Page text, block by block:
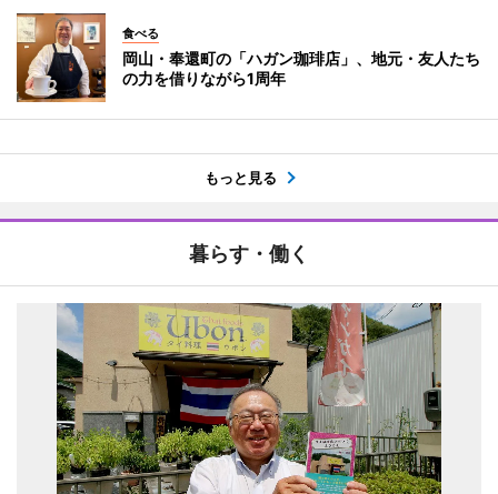
食べる
岡山・奉還町の「ハガン珈琲店」、地元・友人たち
の力を借りながら1周年
もっと見る
暮らす・働く